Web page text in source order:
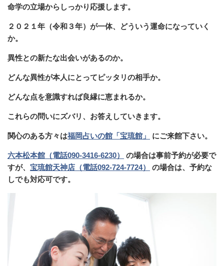
命学の立場からしっかり応援します。
２０２１年（令和３年）が一体、どういう運命になっていく
か。
異性との新たな出会いがあるのか。
どんな異性が本人にとってピッタリの相手か。
どんな点を意識すれば良縁に恵まれるか。
これらの問いにズバリ、お答えしていきます。
関心のある方々は福岡占いの館「宝琉館」 にご来館下さい。
六本松本館（電話090-3416-6230）
の場合は事前予約が必要で
すが、 宝琉館天神店（電話092-724-7724）
の場合は、予約な
しでも対応可です。